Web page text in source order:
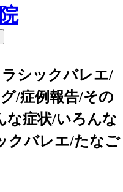
シックバレエ/
/症例報告/その
な症状/いろんな
クバレエ/たなご